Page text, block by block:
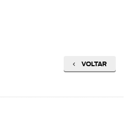
VOLTAR